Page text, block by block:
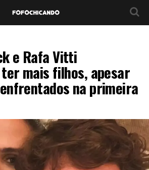
e Rafa Vitti
mais filhos, apesar
na primeira